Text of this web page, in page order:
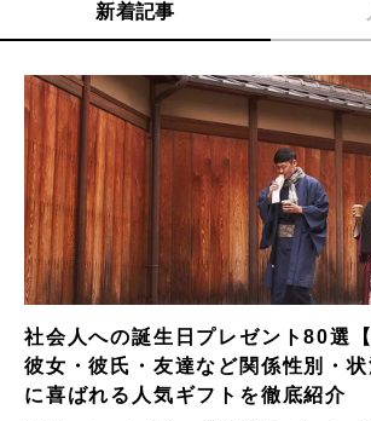
新着記事
社会人への誕生日プレゼント80選
彼女・彼氏・友達など関係性別・状
に喜ばれる人気ギフトを徹底紹介